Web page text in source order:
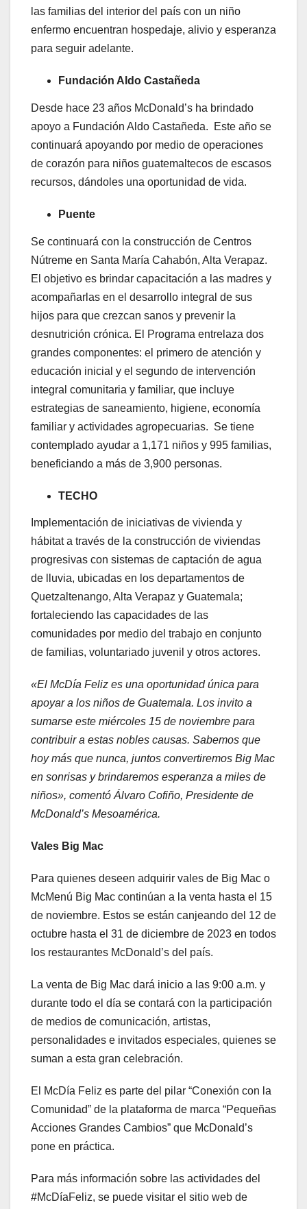
las familias del interior del país con un niño
enfermo encuentran hospedaje, alivio y esperanza
para seguir adelante.
Fundación Aldo Castañeda
Desde hace 23 años McDonald’s ha brindado
apoyo a Fundación Aldo Castañeda. Este año se
continuará apoyando por medio de operaciones
de corazón para niños guatemaltecos de escasos
recursos, dándoles una oportunidad de vida.
Puente
Se continuará con la construcción de Centros
Nútreme en Santa María Cahabón, Alta Verapaz.
El objetivo es brindar capacitación a las madres y
acompañarlas en el desarrollo integral de sus
hijos para que crezcan sanos y prevenir la
desnutrición crónica. El Programa entrelaza dos
grandes componentes: el primero de atención y
educación inicial y el segundo de intervención
integral comunitaria y familiar, que incluye
estrategias de saneamiento, higiene, economía
familiar y actividades agropecuarias. Se tiene
contemplado ayudar a 1,171 niños y 995 familias,
beneficiando a más de 3,900 personas.
TECHO
Implementación de iniciativas de vivienda y
hábitat a través de la construcción de viviendas
progresivas con sistemas de captación de agua
de lluvia, ubicadas en los departamentos de
Quetzaltenango, Alta Verapaz y Guatemala;
fortaleciendo las capacidades de las
comunidades por medio del trabajo en conjunto
de familias, voluntariado juvenil y otros actores.
«El McDía Feliz es una oportunidad única para
apoyar a los niños de Guatemala. Los invito a
sumarse este miércoles 15 de noviembre para
contribuir a estas nobles causas. Sabemos que
hoy más que nunca, juntos convertiremos Big Mac
en sonrisas y brindaremos esperanza a miles de
niños», comentó Álvaro Cofiño, Presidente de
McDonald’s Mesoamérica.
Vales Big Mac
Para quienes deseen adquirir vales de Big Mac o
McMenú Big Mac continúan a la venta hasta el 15
de noviembre. Estos se están canjeando del 12 de
octubre hasta el 31 de diciembre de 2023 en todos
los restaurantes McDonald’s del país.
La venta de Big Mac dará inicio a las 9:00 a.m. y
durante todo el día se contará con la participación
de medios de comunicación, artistas,
personalidades e invitados especiales, quienes se
suman a esta gran celebración.
El McDía Feliz es parte del pilar “Conexión con la
Comunidad” de la plataforma de marca “Pequeñas
Acciones Grandes Cambios” que McDonald’s
pone en práctica.
Para más información sobre las actividades del
#McDíaFeliz, se puede visitar el sitio web de